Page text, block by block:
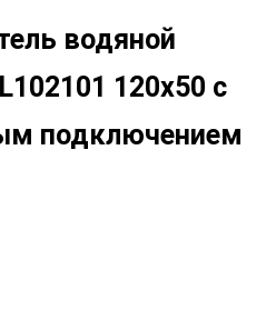
водяной
120x50 с
подключением